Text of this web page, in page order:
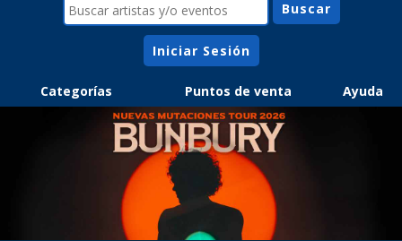
Iniciar Sesión
Categorías Puntos de venta Ayuda